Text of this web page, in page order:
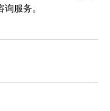
服务。